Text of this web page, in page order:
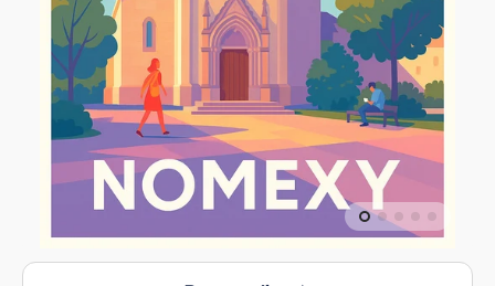
en
vedette
dans
de
la
galerie